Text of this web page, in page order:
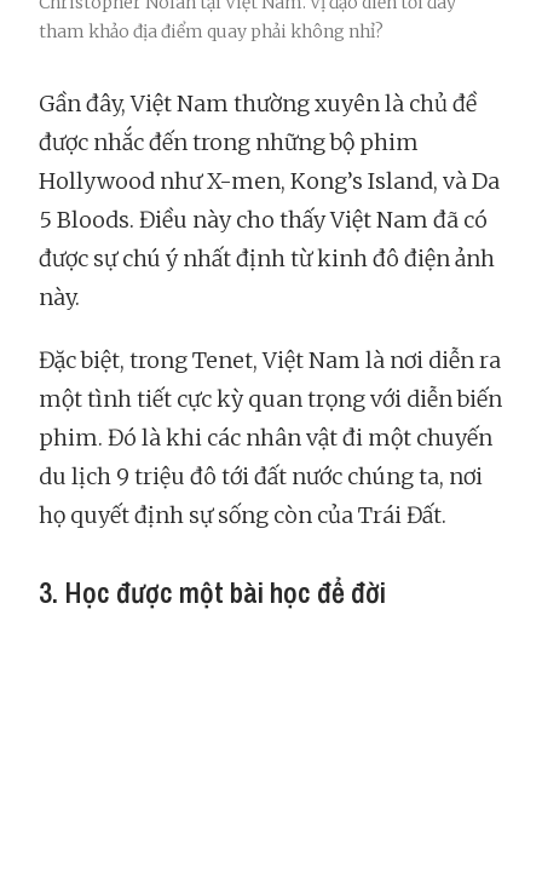
tham khảo địa điểm quay phải không nhỉ?
Gần đây, Việt Nam thường xuyên là chủ đề
được nhắc đến trong những bộ phim
Hollywood như X-men, Kong’s Island, và Da
5 Bloods. Điều này cho thấy Việt Nam đã có
được sự chú ý nhất định từ kinh đô điện ảnh
này.
Đặc biệt, trong Tenet, Việt Nam là nơi diễn ra
một tình tiết cực kỳ quan trọng với diễn biến
phim. Đó là khi các nhân vật đi một chuyến
du lịch 9 triệu đô tới đất nước chúng ta, nơi
họ quyết định sự sống còn của Trái Đất.
3. Học được một bài học để đời